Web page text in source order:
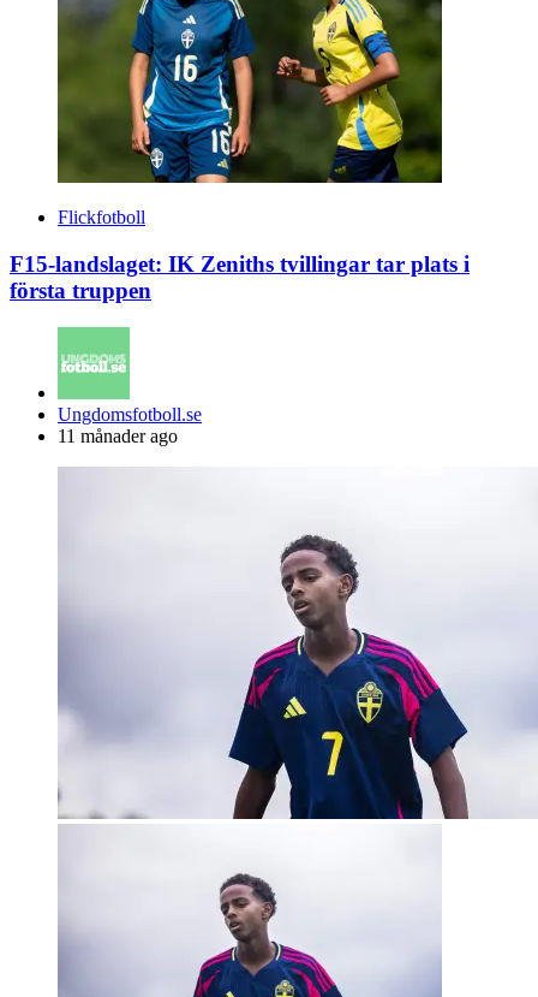
Flickfotboll
F15-landslaget: IK Zeniths tvillingar tar plats i
första truppen
Posted
by
Ungdomsfotboll.se
11 månader ago